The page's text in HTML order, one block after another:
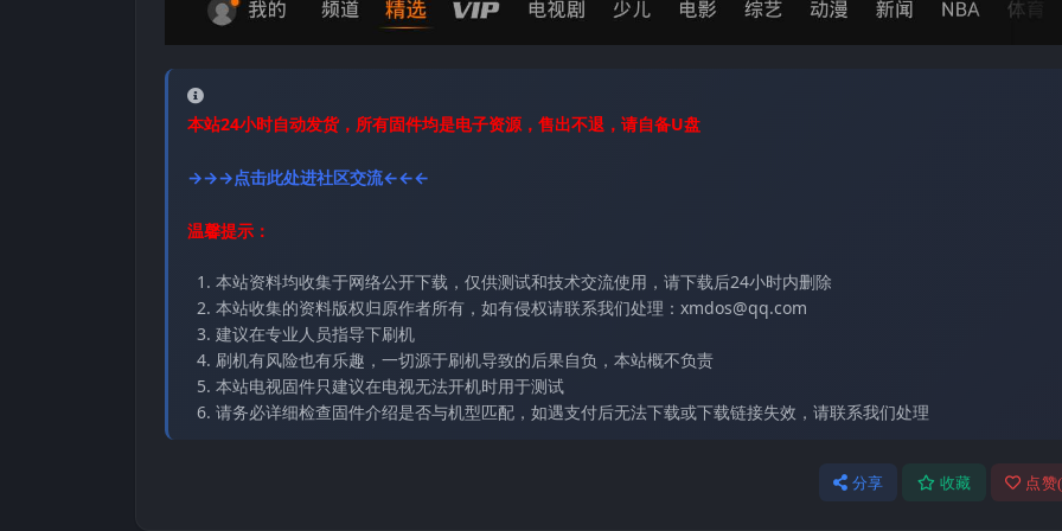
本站24小时自动发货，所有固件均是电子资源，售出不退，请自备U盘
→→→点击此处进社区交流←←←
温馨提示：
本站资料均收集于网络公开下载，仅供测试和技术交流使用，请下载后24小时内删除
本站收集的资料版权归原作者所有，如有侵权请联系我们处理：xmdos@qq.com
建议在专业人员指导下刷机
刷机有风险也有乐趣，一切源于刷机导致的后果自负，本站概不负责
本站电视固件只建议在电视无法开机时用于测试
请务必详细检查固件介绍是否与机型匹配，如遇支付后无法下载或下载链接失效，请联系我们处理
分享 收藏 点赞(